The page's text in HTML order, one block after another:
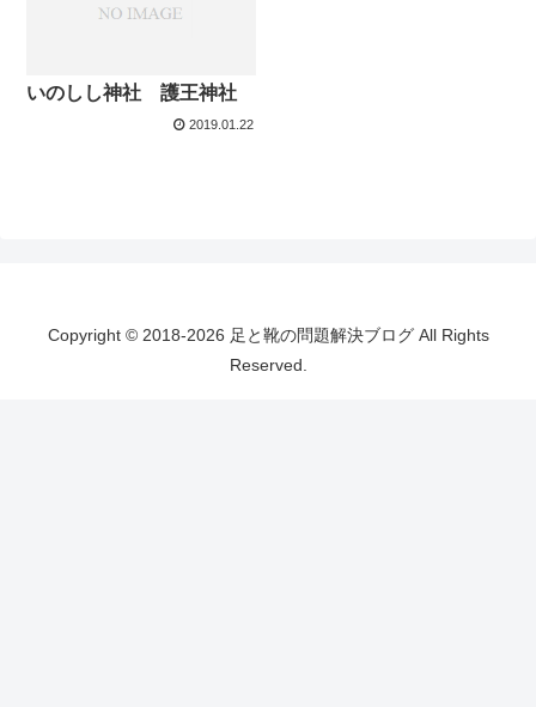
いのしし神社 護王神社
2019.01.22
Copyright © 2018-2026 足と靴の問題解決ブログ All Rights
Reserved.